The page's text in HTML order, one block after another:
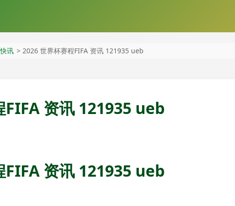
讯 > 2026 世界杯赛程FIFA 资讯 121935 ueb
FIFA 资讯 121935 ueb
FIFA 资讯 121935 ueb